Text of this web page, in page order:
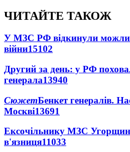
ЧИТАЙТЕ ТАКОЖ
У МЗС РФ відкинули
війни15102
Другий за день: у РФ
генерала13940
СюжетБенкет генералів.
Москві13691
Ексочільнику МЗС
в'язниця11033